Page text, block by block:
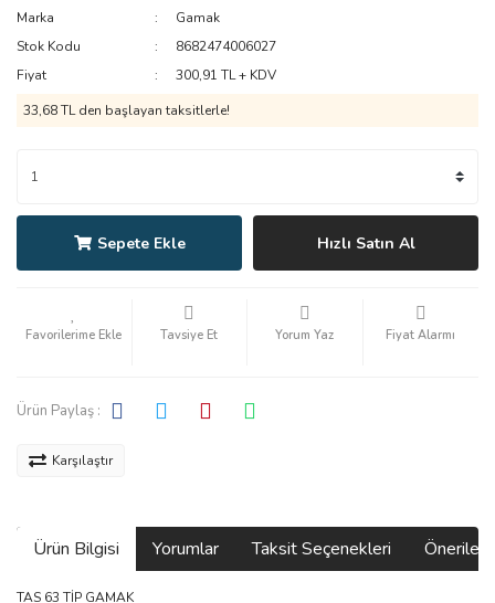
Marka
Gamak
Stok Kodu
8682474006027
Fiyat
300,91 TL + KDV
33,68 TL den başlayan taksitlerle!
Sepete Ekle Hızlı Satın Al
Tavsiye Et Yorum Yaz Fiyat Alarmı
Ürün Paylaş :
Karşılaştır
Ürün Bilgisi Yorumlar Taksit Seçenekleri
TAS 63 TİP GAMAK